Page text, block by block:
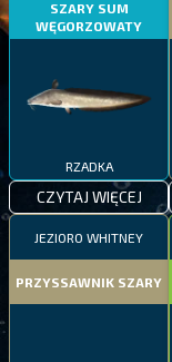
SZARY SUM
WĘGORZOWATY
RZADKA
CZYTAJ WIĘCEJ
JEZIORO WHITNEY
PRZYSSAWNIK SZARY